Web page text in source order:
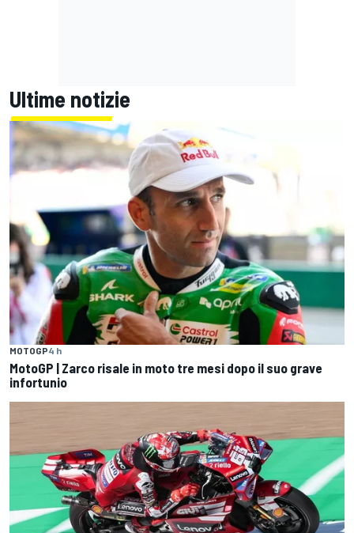
Ultime notizie
MOTOGP4 h
MotoGP | Zarco risale in moto tre mesi dopo il suo grave
infortunio